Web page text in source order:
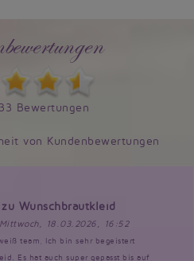
Bewertungen
von Kundenbewertungen
Wunschbrautkleid
Mittwoch, 18.03.2026, 16:52
team, Ich bin sehr begeistert
Es hat auch super gepasst bis auf